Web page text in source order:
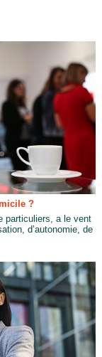
?
particuliers, a le vent
d’autonomie, de